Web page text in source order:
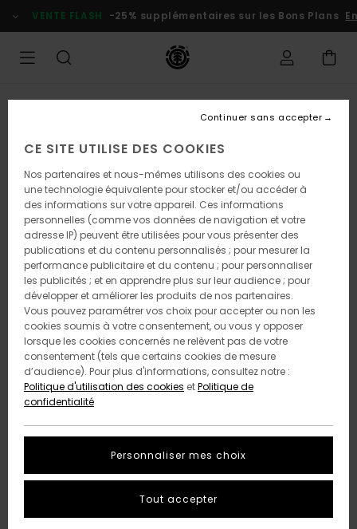
l'information
VENTE FLASH -25% supplémentaires sur les Bons Plans
CE SITE UTILISE DES COOKIES
Nos partenaires et nous-mêmes utilisons des cookies ou
une technologie équivalente pour stocker et/ou accéder à
des informations sur votre appareil. Ces informations
personnelles (comme vos données de navigation et votre
adresse IP) peuvent être utilisées pour vous présenter des
publications et du contenu personnalisés ; pour mesurer la
performance publicitaire et du contenu ; pour personnaliser
les publicités ; et en apprendre plus sur leur audience ; pour
développer et améliorer les produits de nos partenaires.
Vous pouvez paramétrer vos choix pour accepter ou non les
cookies soumis à votre consentement, ou vous y opposer
lorsque les cookies concernés ne relèvent pas de votre
consentement (tels que certains cookies de mesure
d’audience). Pour plus d'informations, consultez notre :
Politique d'utilisation des cookies etPolitique de
confidentialité
Personnaliser mes choix
Continuer sans accepter
Tout accepter